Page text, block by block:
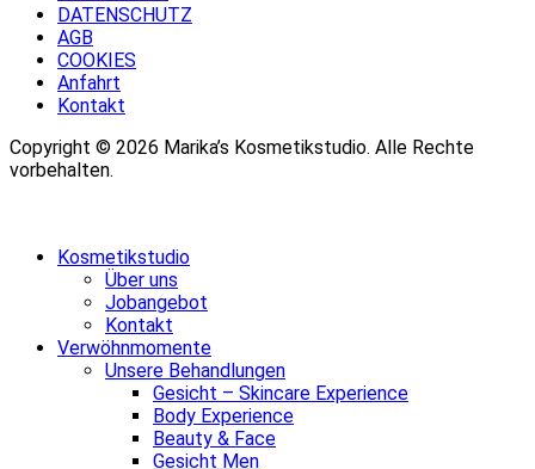
DATENSCHUTZ
AGB
COOKIES
Anfahrt
Kontakt
Copyright © 2026 Marika’s Kosmetikstudio. Alle Rechte
vorbehalten.
Kosmetikstudio
Über uns
Jobangebot
Kontakt
Verwöhnmomente
Unsere Behandlungen
Gesicht – Skincare Experience
Body Experience
Beauty & Face
Gesicht Men